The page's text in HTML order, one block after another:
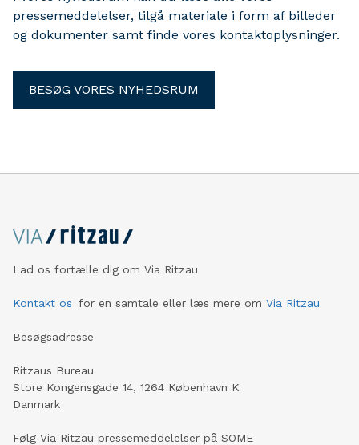
pressemeddelelser, tilgå materiale i form af billeder
og dokumenter samt finde vores kontaktoplysninger.
BESØG VORES NYHEDSRUM
Lad os fortælle dig om Via Ritzau
Kontakt os for en samtale eller læs mere om Via Ritzau
Besøgsadresse
Ritzaus Bureau
Store Kongensgade 14, 1264 København K
Danmark
Følg Via Ritzau pressemeddelelser på SOME